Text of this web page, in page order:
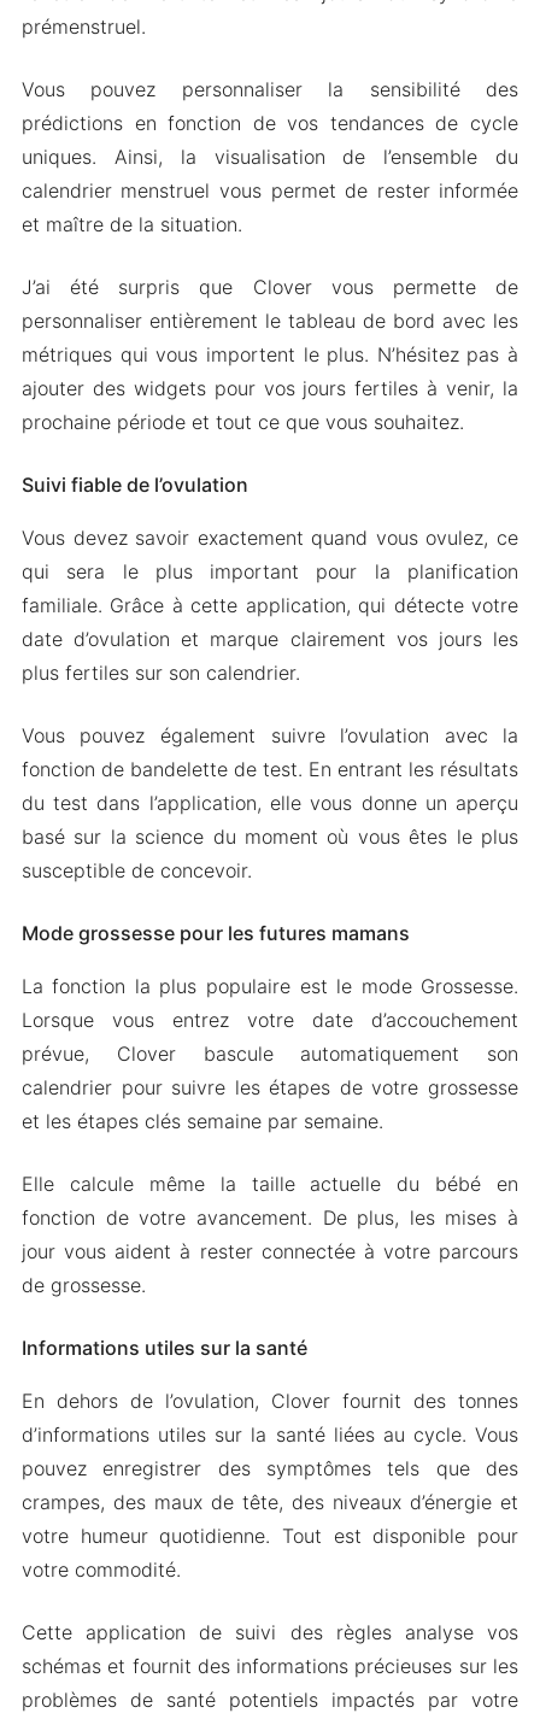
Tracker
Téléchargez Clover – Safe Period Tracker Apk &
prémenstruel.
Vous pouvez personnaliser la sensibilité des
prédictions en fonction de vos tendances de cycle
uniques. Ainsi, la visualisation de l’ensemble du
calendrier menstruel vous permet de rester informée
et maître de la situation.
J’ai été surpris que Clover vous permette de
personnaliser entièrement le tableau de bord avec les
métriques qui vous importent le plus. N’hésitez pas à
ajouter des widgets pour vos jours fertiles à venir, la
prochaine période et tout ce que vous souhaitez.
Suivi fiable de l’ovulation
Vous devez savoir exactement quand vous ovulez, ce
qui sera le plus important pour la planification
familiale. Grâce à cette application, qui détecte votre
date d’ovulation et marque clairement vos jours les
plus fertiles sur son calendrier.
Vous pouvez également suivre l’ovulation avec la
fonction de bandelette de test. En entrant les résultats
du test dans l’application, elle vous donne un aperçu
basé sur la science du moment où vous êtes le plus
susceptible de concevoir.
Mode grossesse pour les futures mamans
La fonction la plus populaire est le mode Grossesse.
Lorsque vous entrez votre date d’accouchement
prévue, Clover bascule automatiquement son
calendrier pour suivre les étapes de votre grossesse
et les étapes clés semaine par semaine.
Elle calcule même la taille actuelle du bébé en
fonction de votre avancement. De plus, les mises à
jour vous aident à rester connectée à votre parcours
de grossesse.
Informations utiles sur la santé
En dehors de l’ovulation, Clover fournit des tonnes
d’informations utiles sur la santé liées au cycle. Vous
pouvez enregistrer des symptômes tels que des
crampes, des maux de tête, des niveaux d’énergie et
votre humeur quotidienne. Tout est disponible pour
votre commodité.
Cette application de suivi des règles analyse vos
schémas et fournit des informations précieuses sur les
problèmes de santé potentiels impactés par votre